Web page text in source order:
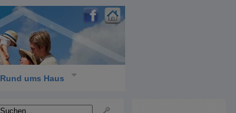
Rund ums Haus